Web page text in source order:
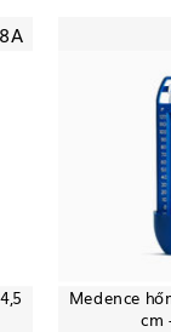
Medence
cm